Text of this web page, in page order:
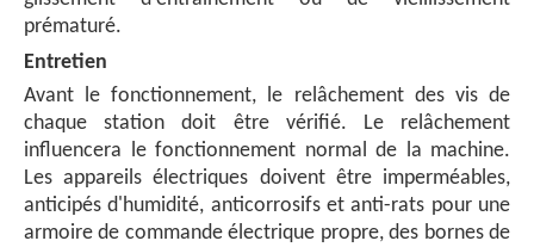
prématuré.
Entretien
Avant le fonctionnement, le relâchement des vis de
chaque station doit être vérifié. Le relâchement
influencera le fonctionnement normal de la machine.
Les appareils électriques doivent être imperméables,
anticipés d'humidité, anticorrosifs et anti-rats pour une
armoire de commande électrique propre, des bornes de